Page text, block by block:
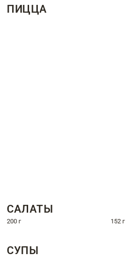
ПИЦЦА
САЛАТЫ
200 г 152 г
СУПЫ